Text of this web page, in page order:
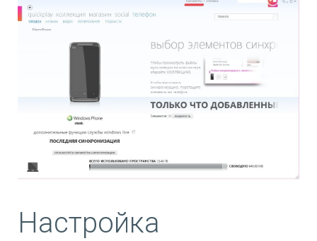
Настройка